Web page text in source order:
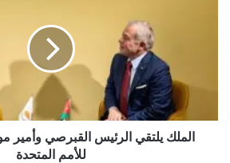
والأمين
للأمم
المتحدةالملك يلتقي الرئيس القبرصي وأمير
للأمم المتحدة